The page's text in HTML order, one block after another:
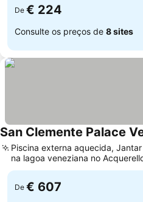
De € 224
Consulte os preços de 8 sites
San Clemente Palace
Piscina externa aquecida, Jantar
na lagoa veneziana no
De € 607